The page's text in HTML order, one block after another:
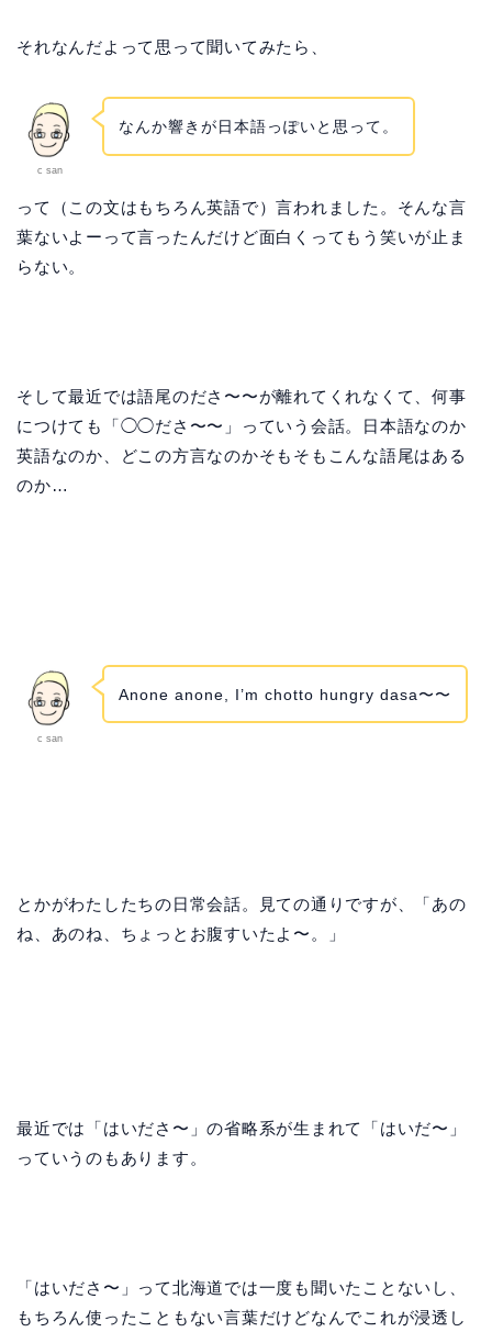
それなんだよって思って聞いてみたら、
c san
なんか響きが日本語っぽいと思って。
って（この文はもちろん英語で）言われました。そんな言
葉ないよーって言ったんだけど面白くってもう笑いが止ま
らない。
そして最近では語尾のださ〜〜が離れてくれなくて、何事
につけても「◯◯ださ〜〜」っていう会話。日本語なのか
英語なのか、どこの方言なのかそもそもこんな語尾はある
のか…
c san
Anone anone, I’m chotto hungry dasa〜〜
とかがわたしたちの日常会話。見ての通りですが、「あの
ね、あのね、ちょっとお腹すいたよ〜。」
最近では「はいださ〜」の省略系が生まれて「はいだ〜」
っていうのもあります。
「はいださ〜」って北海道では一度も聞いたことないし、
もちろん使ったこともない言葉だけどなんでこれが浸透し